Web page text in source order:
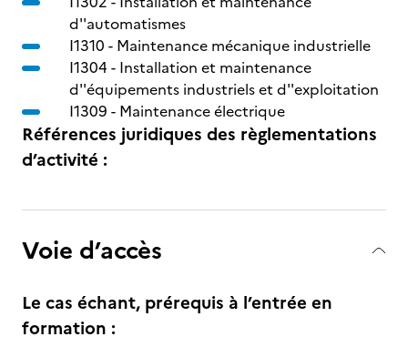
d''automatismes
I1310 - Maintenance mécanique industrielle
I1304 - Installation et maintenance
d''équipements industriels et d''exploitation
I1309 - Maintenance électrique
Références juridiques des règlementations
d’activité :
Voie d’accès
Le cas échant, prérequis à l’entrée en
formation :